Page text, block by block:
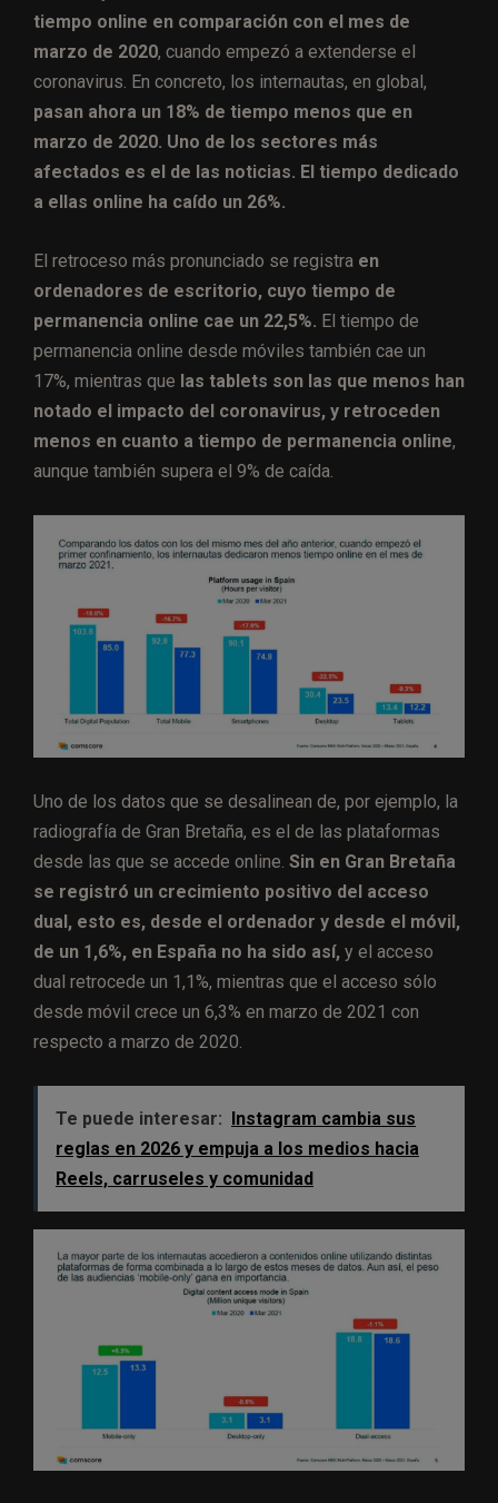
tiempo online en comparación con el mes de
marzo de 2020, cuando empezó a extenderse el
coronavirus. En concreto, los internautas, en global,
pasan ahora un 18% de tiempo menos que en
marzo de 2020. Uno de los sectores más
afectados es el de las noticias. El tiempo dedicado
a ellas online ha caído un 26%.
El retroceso más pronunciado se registra en
ordenadores de escritorio, cuyo tiempo de
permanencia online cae un 22,5%. El tiempo de
permanencia online desde móviles también cae un
17%, mientras que las tablets son las que menos han
notado el impacto del coronavirus, y retroceden
menos en cuanto a tiempo de permanencia online,
aunque también supera el 9% de caída.
Uno de los datos que se desalinean de, por ejemplo, la
radiografía de Gran Bretaña, es el de las plataformas
desde las que se accede online. Sin en Gran Bretaña
se registró un crecimiento positivo del acceso
dual, esto es, desde el ordenador y desde el móvil,
de un 1,6%, en España no ha sido así, y el acceso
dual retrocede un 1,1%, mientras que el acceso sólo
desde móvil crece un 6,3% en marzo de 2021 con
respecto a marzo de 2020.
Te puede interesar:
Instagram cambia sus
reglas en 2026 y empuja a los medios hacia
Reels, carruseles y comunidad